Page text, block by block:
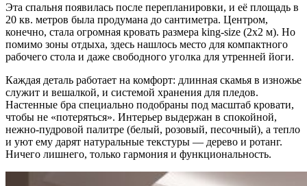
Эта спальня появилась после перепланировки, и её площадь в
20 кв. метров была продумана до сантиметра. Центром,
конечно, стала огромная кровать размера king-size (2х2 м). Но
помимо зоны отдыха, здесь нашлось место для компактного
рабочего стола и даже свободного уголка для утренней йоги.
Каждая деталь работает на комфорт: длинная скамья в изножье
служит и вешалкой, и системой хранения для пледов.
Настенные бра специально подобраны под масштаб кровати,
чтобы не «потеряться». Интерьер выдержан в спокойной,
нежно-пудровой палитре (белый, розовый, песочный), а тепло
и уют ему дарят натуральные текстуры — дерево и ротанг.
Ничего лишнего, только гармония и функциональность.